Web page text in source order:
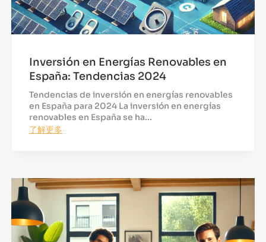
Inversión en Energías Renovables en
España: Tendencias 2024
Tendencias de inversión en energías renovables
en España para 2024 La inversión en energías
renovables en España se ha...
了解更多